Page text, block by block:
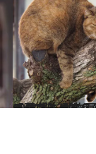
2020.10.25
【クスっと笑える猫画像60枚超】 動物写真家による面白にゃんこ画像まとめ
ライフスタイル